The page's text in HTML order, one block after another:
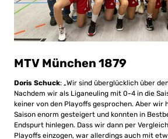
MTV München 1879
Doris Schuck: „Wir sind überglücklich über
Nachdem wir als Liganeuling mit 0-4 in die
keiner von den Playoffs gesprochen. Aber wir
Saison enorm gesteigert und konnten in
Endspurt hinlegen. Dass wir dann per
Playoffs einzogen, war allerdings auch mit